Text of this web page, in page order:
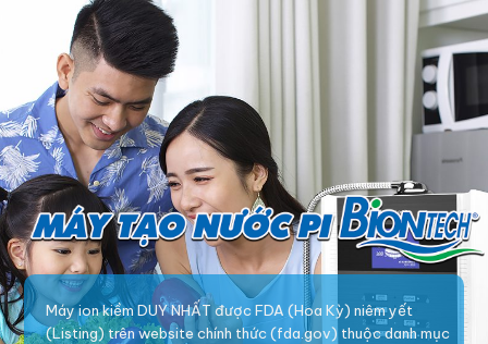
Máy ion kiềm DUY NHẤT được FDA (Hoa Kỳ) niêm yết
(Listing) trên website chính thức (fda.gov) thuộc danh mục